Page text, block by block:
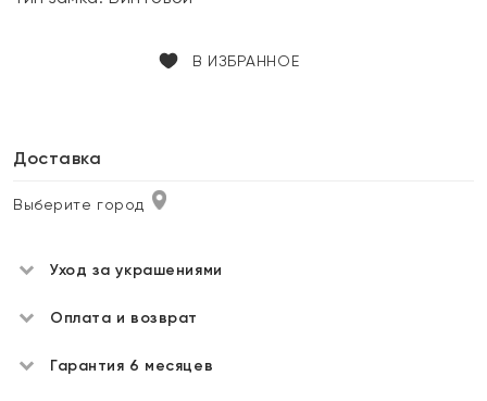
В ИЗБРАННОЕ
Доставка
Выберите город
Уход за украшениями
Оплата и возврат
Гарантия 6 месяцев